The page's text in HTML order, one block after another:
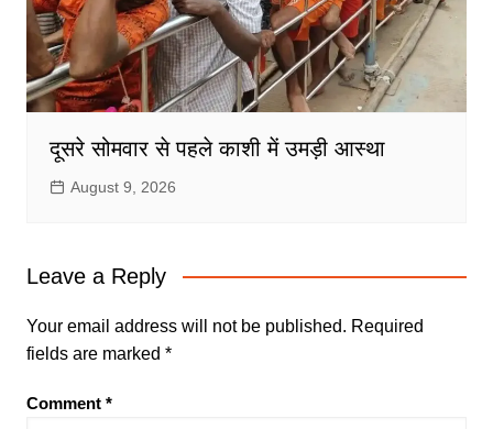
दूसरे सोमवार से पहले काशी में उमड़ी आस्था
August 9, 2026
Leave a Reply
Your email address will not be published. Required
fields are marked *
Comment *